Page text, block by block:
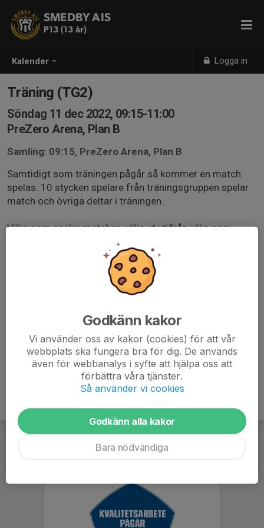
Kalender Logga in
SMEDBY AIS
P13 (13 år)
Träning (TG2)
Söndag 11 dec 2022, 09:15-11:00
PreZero Arena, Plan B
Samling: 09:15, PreZero Arena, Plan B
Samtidigt som träningen pågår så kommer en match
spelas. 10 stycken spelare från träningsgruppen spelar
match och övriga deltar i träningen.
Vilka som spelar matchen väljs ut utifrån vilka som
anmält sig till träningen, vid matcher vid andra träningar
så kommer andra spelare få chansen att spela match.
Önskemål om svarta shorts/byxor och strumpor utifall
Samling 9:15 för både träning och match.
Godkänn kakor
Vi använder oss av kakor (cookies) för att vår
webbplats ska fungera bra för dig. De används
även för webbanalys i syfte att hjälpa oss att
förbättra våra tjänster.
Så använder vi cookies
Godkänn alla kakor
Bara nödvändiga